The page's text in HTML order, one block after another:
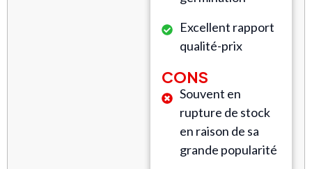
Excellent rapport
qualité-prix
CONS
Souvent en
rupture de stock
en raison de sa
grande popularité